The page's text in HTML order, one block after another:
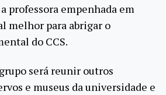
professora empenhada em
melhor para abrigar o
do CCS.
será reunir outros
e museus da universidade e